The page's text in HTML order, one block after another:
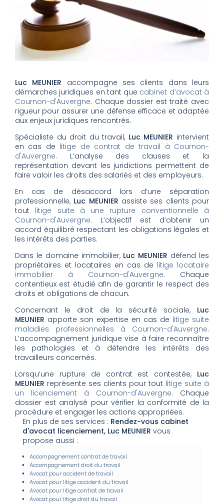
Luc MEUNIER accompagne ses clients dans leurs
démarches juridiques en tant que cabinet d’avocat à
Cournon-d'Auvergne. Chaque dossier est traité avec
rigueur pour assurer une défense efficace et adaptée
aux enjeux juridiques rencontrés.
Spécialiste du droit du travail, Luc MEUNIER intervient
en cas de litige de contrat de travail à Cournon-
d'Auvergne. L’analyse des clauses et la
représentation devant les juridictions permettent de
faire valoir les droits des salariés et des employeurs.
En cas de désaccord lors d’une séparation
professionnelle, Luc MEUNIER assiste ses clients pour
tout litige suite à une rupture conventionnelle à
Cournon-d'Auvergne. L’objectif est d’obtenir un
accord équilibré respectant les obligations légales et
les intérêts des parties.
Dans le domaine immobilier, Luc MEUNIER défend les
propriétaires et locataires en cas de litige locataire
immobilier à Cournon-d'Auvergne. Chaque
contentieux est étudié afin de garantir le respect des
droits et obligations de chacun.
Concernant le droit de la sécurité sociale, Luc
MEUNIER apporte son expertise en cas de litige suite
maladies professionnelles à Cournon-d'Auvergne.
L’accompagnement juridique vise à faire reconnaître
les pathologies et à défendre les intérêts des
travailleurs concernés.
Lorsqu’une rupture de contrat est contestée, Luc
MEUNIER représente ses clients pour tout litige suite à
un licenciement à Cournon-d'Auvergne. Chaque
dossier est analysé pour vérifier la conformité de la
procédure et engager les actions appropriées.
En plus de ses services : Rendez-vous cabinet
d'avocat licenciement, Luc MEUNIER vous
propose aussi :
Accompagnement contrat de travail
Accompagnement droit du travail
Avocat pour accident de travail
Avocat pour litige accident du travail
Avocat pour litige contrat de travail
Avocat pour litige droit du travail